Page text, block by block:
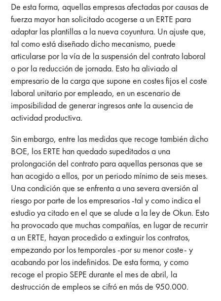
De esta forma, aquellas empresas afectadas por causas de
fuerza mayor han solicitado acogerse a un ERTE para
adaptar las plantillas a la nueva coyuntura. Un ajuste que,
tal como está diseñado dicho mecanismo, puede
articularse por la vía de la suspensión del contrato laboral
o por la reducción de jornada. Esto ha aliviado al
empresario de la carga que supone en costes fijos el coste
laboral unitario por empleado, en un escenario de
imposibilidad de generar ingresos ante la ausencia de
actividad productiva.
Sin embargo, entre las medidas que recoge también dicho
BOE, los ERTE han quedado supeditados a una
prolongación del contrato para aquellas personas que se
han acogido a ellos, por un periodo mínimo de seis meses.
Una condición que se enfrenta a una severa aversión al
riesgo por parte de los empresarios -tal y como indica el
estudio ya citado en el que se alude a la ley de Okun. Esto
ha provocado que muchas compañías, en lugar de recurrir
a un ERTE, hayan procedido a extinguir los contratos,
empezando por los temporales -por su menor coste- y
acabando por los indefinidos. De esta forma, y como
recoge el propio SEPE durante el mes de abril, la
destrucción de empleos se cifró en más de 950.000.